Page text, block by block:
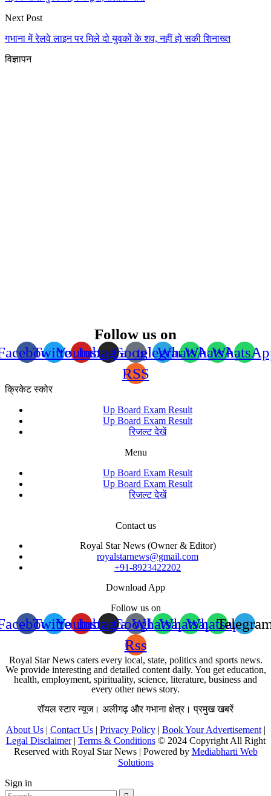
Next Post
गभाना में रेलवे लाइन पर मिले दो युवकों के शव, नहीं हो सकी शिनाख्त
विज्ञापन
Follow us on
TwitterYoutube
Instagram
Googletelegram
WhatsApp
WhatsApp
RSS
क्रिकेट स्कोर
Up Board Exam Result
Up Board Exam Result
रिजल्ट देखें
Menu
Up Board Exam Result
Up Board Exam Result
रिजल्ट देखें
Contact us
Royal Star News (Owner & Editor)
royalstarnews@gmail.com
+91-8923422202
Download App
Follow us on
TwitterYoutube
Instagram
Google
Whatsapp
Whatsapp
Whatsapp
Rss
Royal Star News caters every local, state, politics and sports news.
We provide interesting and detailed content daily. You get education,
health, employment, spirituality, science, literature, business and
every other news story.
रॉयल स्टार न्यूज। अलीगढ़ और गभाना क्षेत्र। प्रमुख खबरें
About Us| Contact Us| Privacy Policy| Book Your Advertisement|
Legal Disclaimer| Terms & Conditions© 2024 Copyright All Right
Reserved with Royal Star News | Powered by Mediabharti Web
Solutions
Sign in